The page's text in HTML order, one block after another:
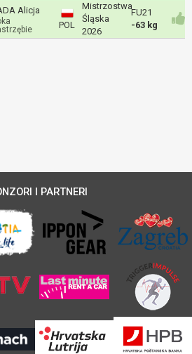
Alicja
POL
Mistrzostwa
Śląska
2026
FU21
-63 kg
I PARTNERI